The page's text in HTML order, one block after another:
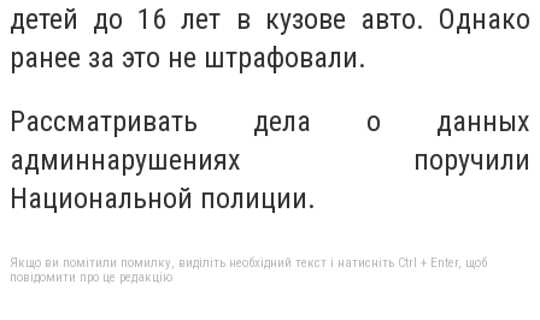
детей до 16 лет в кузове авто. Однако
ранее за это не штрафовали.
Рассматривать дела о данных
админнарушениях поручили
Национальной полиции.
Якщо ви помітили помилку, виділіть необхідний текст і натисніть Ctrl + Enter, щоб
повідомити про це редакцію